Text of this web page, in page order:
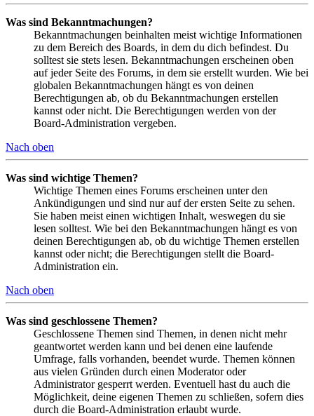
Was sind Bekanntmachungen?
Bekanntmachungen beinhalten meist wichtige Informationen
zu dem Bereich des Boards, in dem du dich befindest. Du
solltest sie stets lesen. Bekanntmachungen erscheinen oben
auf jeder Seite des Forums, in dem sie erstellt wurden. Wie bei
globalen Bekanntmachungen hängt es von deinen
Berechtigungen ab, ob du Bekanntmachungen erstellen
kannst oder nicht. Die Berechtigungen werden von der
Board-Administration vergeben.
Nach oben
Was sind wichtige Themen?
Wichtige Themen eines Forums erscheinen unter den
Ankündigungen und sind nur auf der ersten Seite zu sehen.
Sie haben meist einen wichtigen Inhalt, weswegen du sie
lesen solltest. Wie bei den Bekanntmachungen hängt es von
deinen Berechtigungen ab, ob du wichtige Themen erstellen
kannst oder nicht; die Berechtigungen stellt die Board-
Administration ein.
Nach oben
Was sind geschlossene Themen?
Geschlossene Themen sind Themen, in denen nicht mehr
geantwortet werden kann und bei denen eine laufende
Umfrage, falls vorhanden, beendet wurde. Themen können
aus vielen Gründen durch einen Moderator oder
Administrator gesperrt werden. Eventuell hast du auch die
Möglichkeit, deine eigenen Themen zu schließen, sofern dies
durch die Board-Administration erlaubt wurde.